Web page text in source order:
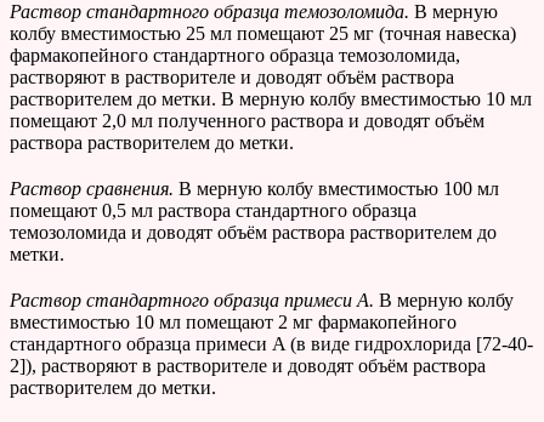
Раствор стандартного образца темозоломида. В мерную
колбу вместимостью 25 мл помещают 25 мг (точная навеска)
фармакопейного стандартного образца темозоломида,
растворяют в растворителе и доводят объём раствора
растворителем до метки. В мерную колбу вместимостью 10 мл
помещают 2,0 мл полученного раствора и доводят объём
раствора растворителем до метки.
Раствор сравнения. В мерную колбу вместимостью 100 мл
помещают 0,5 мл раствора стандартного образца
темозоломида и доводят объём раствора растворителем до
метки.
Раствор стандартного образца примеси A. В мерную колбу
вместимостью 10 мл помещают 2 мг фармакопейного
стандартного образца примеси A (в виде гидрохлорида [72-40-
2]), растворяют в растворителе и доводят объём раствора
растворителем до метки.